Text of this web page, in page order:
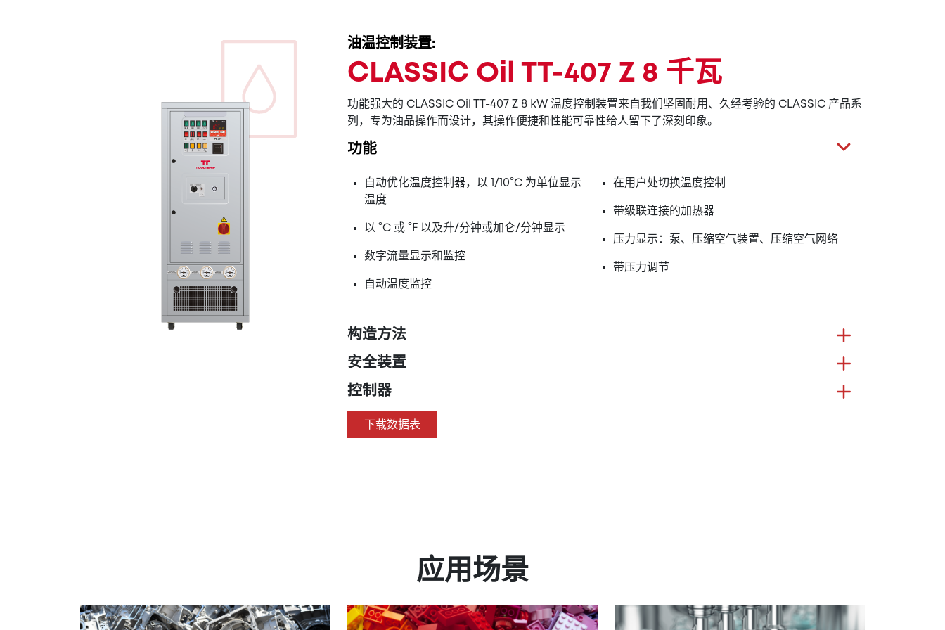
油温控制装置:
CLASSIC Oil TT-407 Z 8 千瓦
功能强大的 CLASSIC Oil TT-407 Z 8 kW 温度控制装置来自我们坚固耐用、久经考验的 CLASSIC 产品系
列，专为油品操作而设计，其操作便捷和性能可靠性给人留下了深刻印象。
功能
自动优化温度控制器，以 1/10°C 为单位显示
温度
以 °C 或 °F 以及升/分钟或加仑/分钟显示
数字流量显示和监控
自动温度监控
在用户处切换温度控制
带级联连接的加热器
压力显示：泵、压缩空气装置、压缩空气网络
带压力调节
构造方法
安全装置
控制器
下载数据表
应用场景